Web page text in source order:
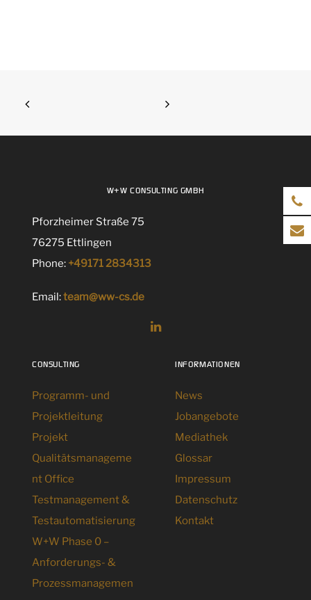
W+W CONSULTING GMBH
Pforzheimer Straße 75
76275 Ettlingen
Phone: +49171 2834313
Email:team@ww-cs.de
CONSULTING
Programm- und
Projektleitung
Projekt
Qualitätsmanageme
nt Office
Testmanagement &
Testautomatisierung
W+W Phase 0 –
Anforderungs- &
Prozessmanagemen
INFORMATIONEN
News
Jobangebote
Mediathek
Glossar
Impressum
Datenschutz
Kontakt